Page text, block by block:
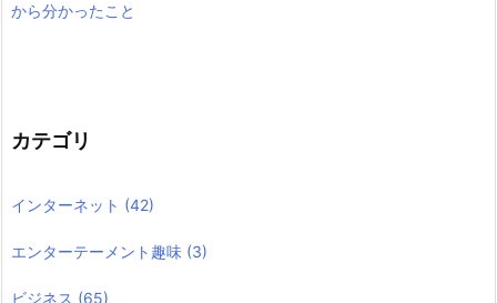
から分かったこと
カテゴリ
インターネット (42)
エンターテーメント趣味 (3)
ビジネス (65)